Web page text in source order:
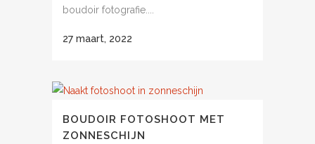
boudoir fotografie....
27 maart, 2022
BOUDOIR FOTOSHOOT MET
ZONNESCHIJN